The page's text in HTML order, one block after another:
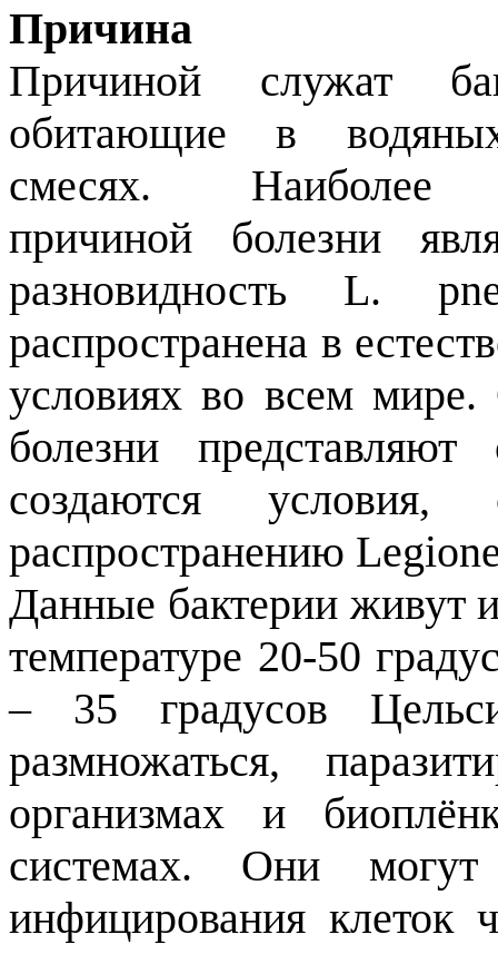
Причина
Причиной служат
обитающие в
смесях. Наиболее
причиной болезни
разновидность L.
распространена в
условиях во всем мире.
болезни
создаются
распространению
Данные бактерии живут
температуре 20-50
– 35 градусов
размножаться,
организмах и
системах. Они могут
инфицирования клеток